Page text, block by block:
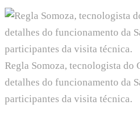
Regla Somoza, tecnologista do
detalhes do funcionamento da
participantes da visita técnica.